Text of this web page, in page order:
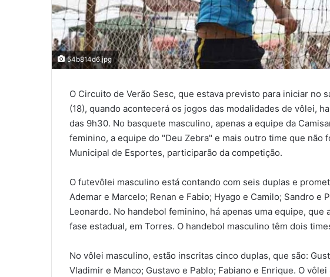
54b814d6.jpg
O Circuito de Verão Sesc, que estava previsto para iniciar no
(18), quando acontecerá os jogos das modalidades de vôlei,
das 9h30. No basquete masculino, apenas a equipe da
feminino, a equipe do "Deu Zebra" e mais outro time que não
Municipal de Esportes, participarão da competição.
O futevôlei masculino está contando com seis duplas e
Ademar e Marcelo; Renan e Fabio; Hyago e Camilo; Sandro e
Leonardo. No handebol feminino, há apenas uma equipe, que
fase estadual, em Torres. O handebol masculino têm dois
No vôlei masculino, estão inscritas cinco duplas, que são:
Vladimir e Manco; Gustavo e Pablo; Fabiano e Enrique. O